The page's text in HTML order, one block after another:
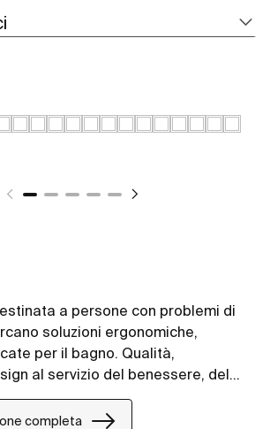
a persone con problemi di
soluzioni ergonomiche,
per il bagno. Qualità,
al servizio del benessere, del
per tutte le esigenze.
completa